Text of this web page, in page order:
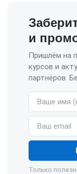
и
Пришлём на
курсов и
партнёров.
Имя
Email
Только